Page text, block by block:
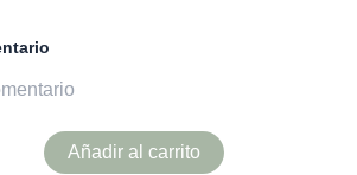
Añadir al carrito